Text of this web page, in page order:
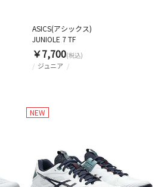
ジュニア
ASICS(アシックス)
JUNIOLE 7 TF
￥7,700(税込)
NEW